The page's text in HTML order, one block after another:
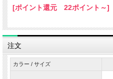
・足底パイル
・足底サポート
・ダブルヒールアップ
・アンクル丈
・日本製
[ポイント還元 22ポイント～]
注文
カラー / サイズ